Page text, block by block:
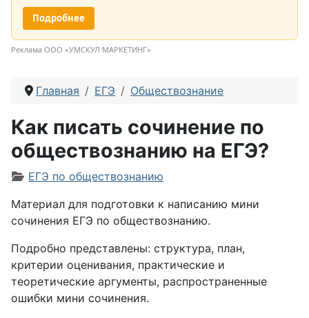
Подробнее
Реклама ООО «УМСКУЛ МАРКЕТИНГ»
Главная ЕГЭ Обществознание
Как писать сочинение по
обществознанию на ЕГЭ?
Информация о материале
ЕГЭ по обществознанию
Материал для подготовки к написанию мини
сочинения ЕГЭ по обществознанию.
Подробно представлены: структура, план,
критерии оценивания, практические и
теоретические аргументы, распространенные
ошибки мини сочинения.